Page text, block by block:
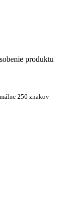
produktu
250 znakov